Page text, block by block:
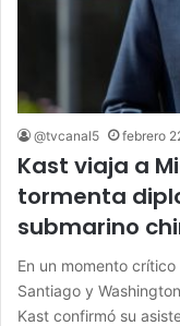
@tvcanal5 febrero
Kast viaja a
tormenta
submarino
En un momento
Santiago y
Kast confirmó su